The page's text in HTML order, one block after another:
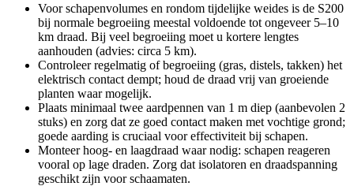
Voor schapenvolumes en rondom tijdelijke weides is de S200
bij normale begroeiing meestal voldoende tot ongeveer 5–10
km draad. Bij veel begroeiing moet u kortere lengtes
aanhouden (advies: circa 5 km).
Controleer regelmatig of begroeiing (gras, distels, takken) het
elektrisch contact dempt; houd de draad vrij van groeiende
planten waar mogelijk.
Plaats minimaal twee aardpennen van 1 m diep (aanbevolen 2
stuks) en zorg dat ze goed contact maken met vochtige grond;
goede aarding is cruciaal voor effectiviteit bij schapen.
Monteer hoog- en laagdraad waar nodig: schapen reageren
vooral op lage draden. Zorg dat isolatoren en draadspanning
geschikt zijn voor schaamaten.